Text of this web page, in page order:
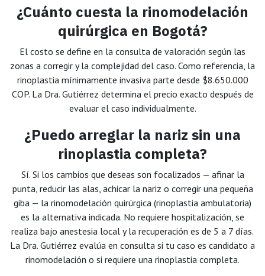
¿Cuánto cuesta la rinomodelación
quirúrgica en Bogotá?
El costo se define en la consulta de valoración según las
zonas a corregir y la complejidad del caso. Como referencia, la
rinoplastia mínimamente invasiva parte desde $8.650.000
COP. La Dra. Gutiérrez determina el precio exacto después de
evaluar el caso individualmente.
¿Puedo arreglar la nariz sin una
rinoplastia completa?
Sí. Si los cambios que deseas son focalizados — afinar la
punta, reducir las alas, achicar la nariz o corregir una pequeña
giba — la rinomodelación quirúrgica (rinoplastia ambulatoria)
es la alternativa indicada. No requiere hospitalización, se
realiza bajo anestesia local y la recuperación es de 5 a 7 días.
La Dra. Gutiérrez evalúa en consulta si tu caso es candidato a
rinomodelación o si requiere una rinoplastia completa.